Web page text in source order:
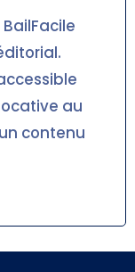
au
contenu